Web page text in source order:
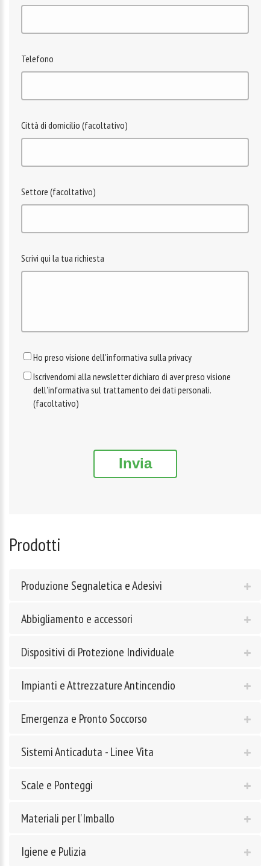
Telefono
Città di domicilio (facoltativo)
Settore (facoltativo)
Scrivi qui la tua richiesta
Ho preso visione dell'informativa sulla privacy
Iscrivendomi alla newsletter dichiaro di aver preso visione
dell'informativa sul trattamento dei dati personali.
(facoltativo)
Invia
Prodotti
Produzione Segnaletica e Adesivi
Abbigliamento e accessori
Dispositivi di Protezione Individuale
Impianti e Attrezzature Antincendio
Emergenza e Pronto Soccorso
Sistemi Anticaduta - Linee Vita
Scale e Ponteggi
Materiali per l'Imballo
Igiene e Pulizia